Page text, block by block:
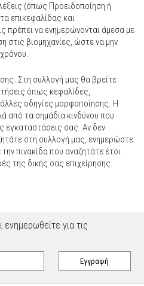
(όπως Προειδοποίηση ή
επικεφαλίδας και
πρέπει να ενημερώνονται άμεσα με
στις βιομηχανίες, ώστε να μην
Στη συλλογή μας θα βρείτε
όπως κεφαλίδες,
οδηγίες μορφοποίησης. Η
από τα σημάδια κινδύνου που
εγκαταστάσεις σας. Αν δεν
στη συλλογή μας, ενημερώστε
πινακίδα που αναζητάτε έτσι
της δικής σας επιχείρησης.
για τις